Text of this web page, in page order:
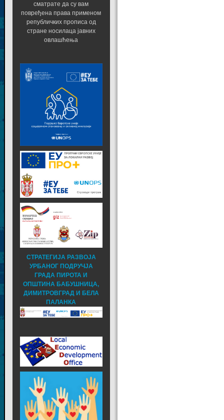
сматрате да су вам
повређена права применом
републичких прописа од
стране носилаца јавних
овлашћења
СТРАТЕГИЈА РАЗВОЈА
УРБАНОГ ПОДРУЧЈА
ГРАДА ПИРОТА И
ОПШТИНА БАБУШНИЦА,
ДИМИТРОВГРАД И БЕЛА
ПАЛАНКА